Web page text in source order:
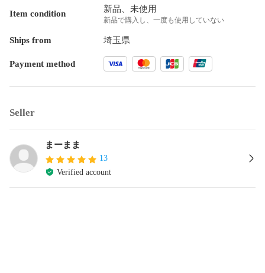
Item condition 新品、未使用
新品で購入し、一度も使用していない
Ships from 埼玉県
Payment method
Seller
まーまま
13
Verified account